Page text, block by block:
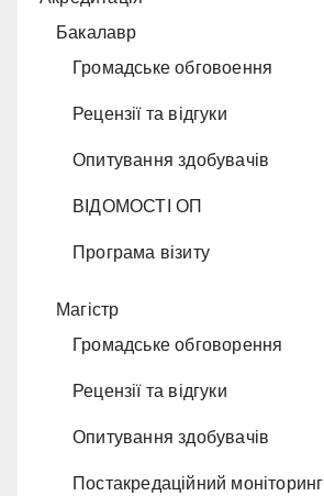
Бакалавр
Громадське обговоення
Рецензії та відгуки
Опитування здобувачів
ВІДОМОСТІ ОП
Програма візиту
Магістр
Громадське обговорення
Рецензії та відгуки
Опитування здобувачів
Постакредаційний моніторинг